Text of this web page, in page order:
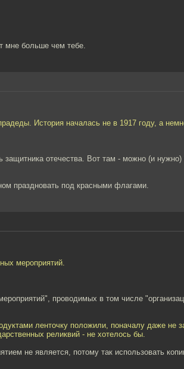
мне больше чем тебе.
История началась не в 1917 году, а
отечества. Вот там - можно (и
праздновать под красными флагами.
мероприятий.
проводимых в том числе
ленточку положили, поначалу даже не
реликвий - не хотелось бы.
не является, потому так использовать